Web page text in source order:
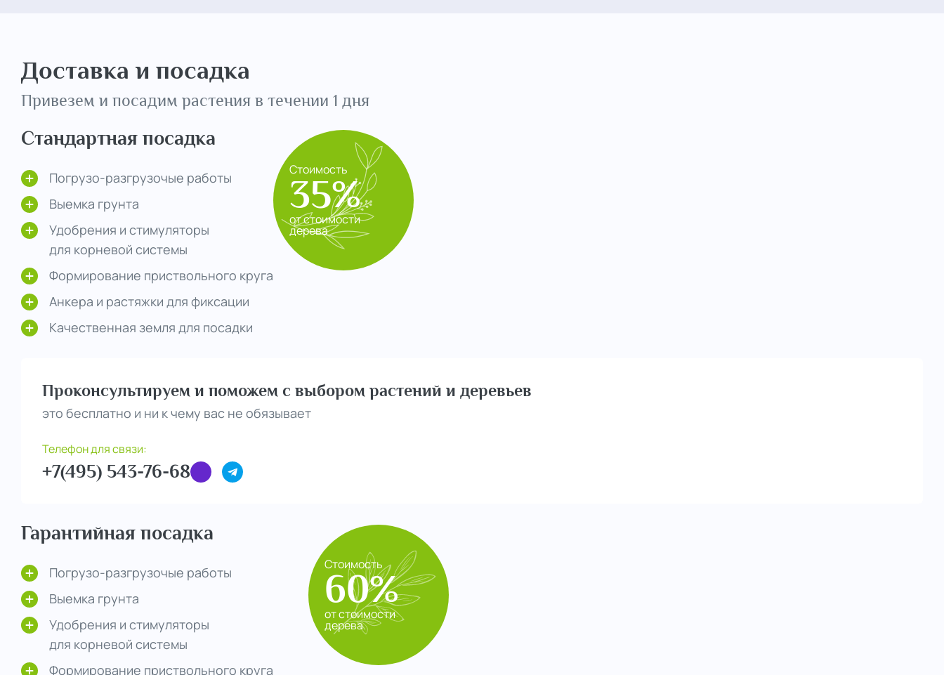
Доставка и посадка
Привезем и посадим растения в течении 1 дня
Стандартная посадка
Погрузо-разгрузочые работы
Выемка грунта
Удобрения и стимуляторы
для корневой системы
Формирование приствольного круга
Анкера и растяжки для фиксации
Качественная земля для посадки
Стоимость
35%
от стоимости
дерева
Проконсультируем и поможем с выбором растений и деревьев
это бесплатно и ни к чему вас не обязывает
Телефон для связи:
+7(495) 543-76-68
Гарантийная посадка
Погрузо-разгрузочые работы
Выемка грунта
Удобрения и стимуляторы
для корневой системы
Формирование приствольного круга
Стоимость
60%
от стоимости
дерева